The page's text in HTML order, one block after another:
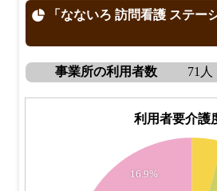
「なないろ 訪問看護 ステー
事業所の利用者数 71人
利用者要介護
16.9%